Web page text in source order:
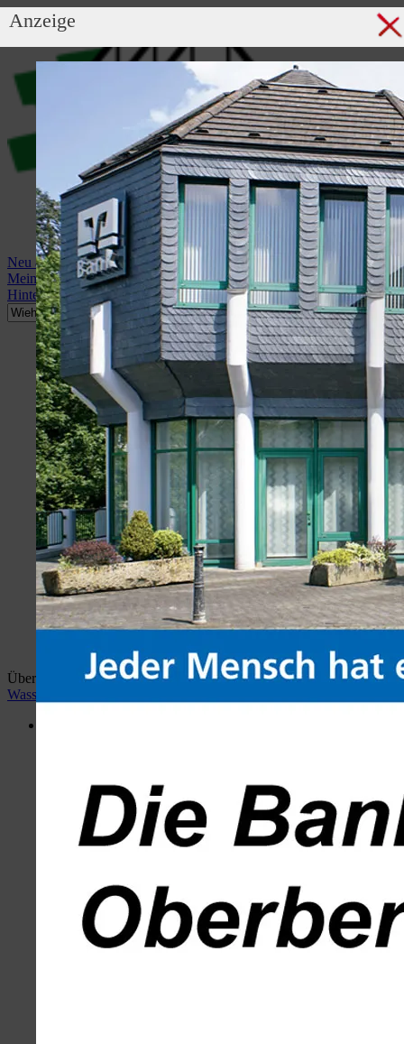
Anzeige
Neu anmelden
Mein Profil
Hintergrundbild anzeigen
Überblick: Home wiehlan.de Hotspots Wiehl
Wiehler
Wasser Welt
Wiehler Wasser Welt
Busbahnhof
Volksbank
Weiherplatz
Kontakt